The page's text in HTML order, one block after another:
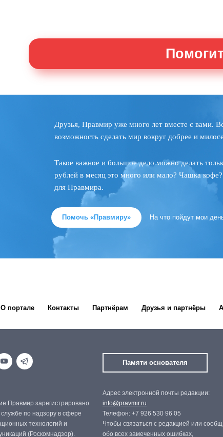
Друзья, Правмир уже много лет вместе с вами.
возможность сделать мир вокруг добрее и
Такое важное и большое дело можно делать
рублей в месяц это много или мало? Чашка
для Правмира.
Помочь «Правмиру» На что пойдут мои
О портале Контакты Партнёрам Друзья и партнёры
Памяти основателя
Правмир зарегистрировано
по надзору в сфере
технологий и
(Роскомнадзор).
Адрес электронной почты редакции:
info@pravmir.ru
Телефон: +7 926 530 96 05
Чтобы связаться с редакцией или
обо всех замеченных ошибках,